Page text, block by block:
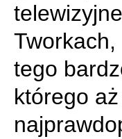
Tworkach,
tego
którego